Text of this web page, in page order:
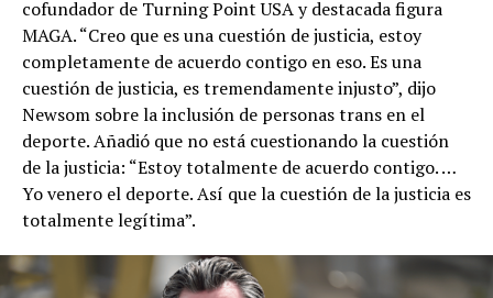
cofundador de Turning Point USA y destacada figura
MAGA. “Creo que es una cuestión de justicia, estoy
completamente de acuerdo contigo en eso. Es una
cuestión de justicia, es tremendamente injusto”, dijo
Newsom sobre la inclusión de personas trans en el
deporte. Añadió que no está cuestionando la cuestión
de la justicia: “Estoy totalmente de acuerdo contigo. …
Yo venero el deporte. Así que la cuestión de la justicia es
totalmente legítima”.